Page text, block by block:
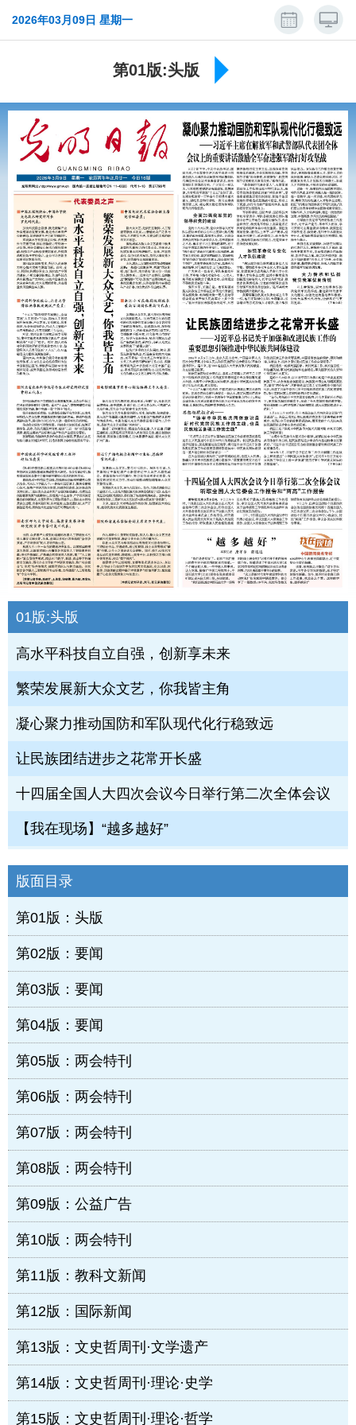
2026年03月09日 星期一
第01版:头版
01版:头版
高水平科技自立自强，创新享未来
繁荣发展新大众文艺，你我皆主角
凝心聚力推动国防和军队现代化行稳致远
让民族团结进步之花常开长盛
十四届全国人大四次会议今日举行第二次全体会议
【我在现场】“越多越好”
版面目录
第01版：头版
第02版：要闻
第03版：要闻
第04版：要闻
第05版：两会特刊
第06版：两会特刊
第07版：两会特刊
第08版：两会特刊
第09版：公益广告
第10版：两会特刊
第11版：教科文新闻
第12版：国际新闻
第13版：文史哲周刊·文学遗产
第14版：文史哲周刊·理论·史学
第15版：文史哲周刊·理论·哲学